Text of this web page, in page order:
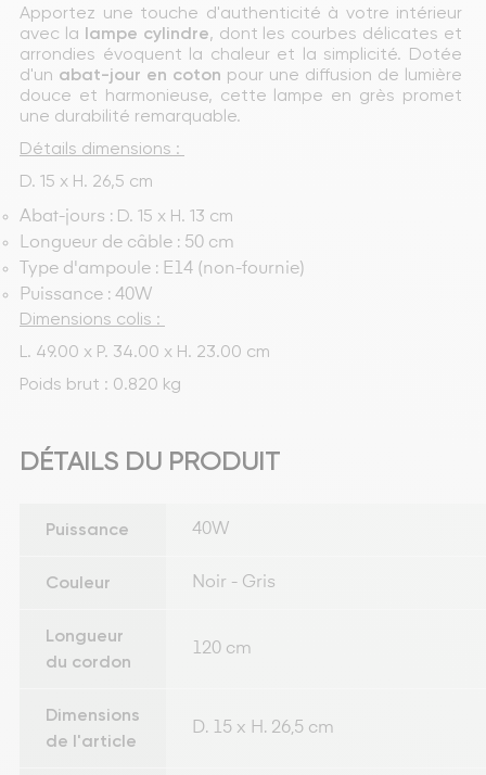
Apportez une touche d'authenticité à votre intérieur
avec la lampe cylindre, dont les courbes délicates et
arrondies évoquent la chaleur et la simplicité. Dotée
d'un abat-jour en coton pour une diffusion de lumière
douce et harmonieuse, cette lampe en grès promet
une durabilité remarquable.
Détails dimensions :
D. 15 x H. 26,5 cm
Abat-jours : D. 15 x H. 13 cm
Longueur de câble : 50 cm
Type d'ampoule : E14 (non-fournie)
Puissance : 40W
Dimensions colis :
L. 49.00 x P. 34.00 x H. 23.00 cm
Poids brut : 0.820 kg
DÉTAILS DU PRODUIT
Puissance 40W
Couleur Noir - Gris
Longueur
du cordon
120 cm
Dimensions
de l'article
D. 15 x H. 26,5 cm